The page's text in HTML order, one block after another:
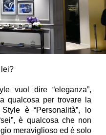
lei?
vuol dire “eleganza”,
qualcosa per trovare la
è “Personalità”, lo
è qualcosa che non
meraviglioso ed è solo